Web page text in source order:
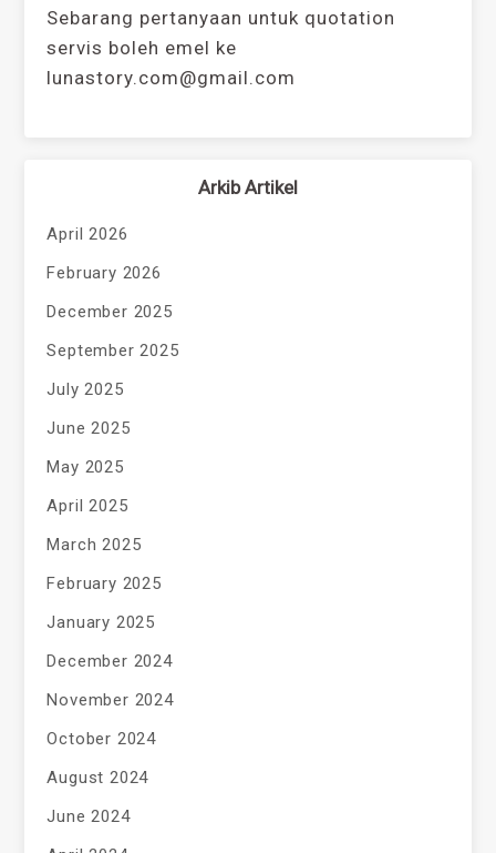
Sebarang pertanyaan untuk quotation
servis boleh emel ke
lunastory.com@gmail.com
Arkib Artikel
April 2026
February 2026
December 2025
September 2025
July 2025
June 2025
May 2025
April 2025
March 2025
February 2025
January 2025
December 2024
November 2024
October 2024
August 2024
June 2024